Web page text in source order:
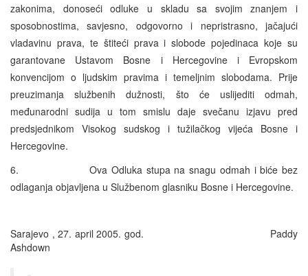
zakonima, donoseći odluke u skladu sa svojim znanjem i
sposobnostima, savjesno, odgovorno i nepristrasno, jačajući
vladavinu prava, te štiteći prava i slobode pojedinaca koje su
garantovane Ustavom Bosne i Hercegovine i Evropskom
konvencijom o ljudskim pravima i temeljnim slobodama. Prije
preuzimanja službenih dužnosti, što će uslijediti odmah,
međunarodni sudija u tom smislu daje svečanu izjavu pred
predsjednikom Visokog sudskog i tužilačkog vijeća Bosne i
Hercegovine.
6. Ova Odluka stupa na snagu odmah i biće bez
odlaganja objavljena u Službenom glasniku Bosne i Hercegovine.
Sarajevo , 27. april 2005. god. Paddy
Ashdown